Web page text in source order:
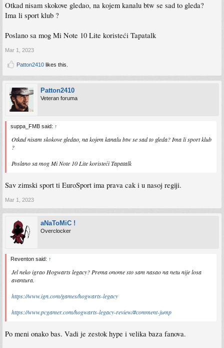
Uzivam i u gledanju kako stremeri igraju igrica. Bas pratim lika koji je krenuo
igrati God of War, i igrat ce sve igre iz te fransize cak i one sa PSP. Njemu prvi put
da igra GoW, a meni ce uz njega bit bas fino opet doziviti sve te stare GoW igre.
Otkad nisam skokove gledao, na kojem kanalu btw se sad to gleda?
Ima li sport klub ?
Poslano sa mog Mi Note 10 Lite koristeći Tapatalk
Mar 1, 2023
Patton2410 likes this.
Patton2410
Veteran foruma
suppa_FMB said: ↑
Otkad nisam skokove gledao, na kojem kanalu btw se sad to gleda? Ima li sport klub
?
Poslano sa mog Mi Note 10 Lite koristeći Tapatalk
Sav zimski sport ti EuroSport ima prava cak i u nasoj regiji.
Mar 1, 2023
aNaToMiC !
Overclocker
Reventon said: ↑
Jel neko igrao Hogwarts legacy? Prema onome sto sam nasao na netu nije losa
avantura.
https://www.ign.com/games/hogwarts-legacy
https://www.pcgamer.com/hogwarts-legacy-review/#comment-jump
Po meni onako bas. Vadi je zestok hype i velika baza fanova.